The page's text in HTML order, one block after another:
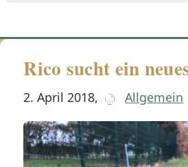
Rico sucht ein
2. April 2018, Allgemein